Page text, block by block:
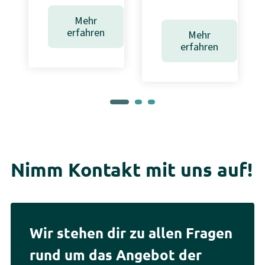
Mehr
erfahren
Mehr
erfahren
Nimm Kontakt mit uns auf!
Wir stehen dir zu allen Fragen
rund um das Angebot der